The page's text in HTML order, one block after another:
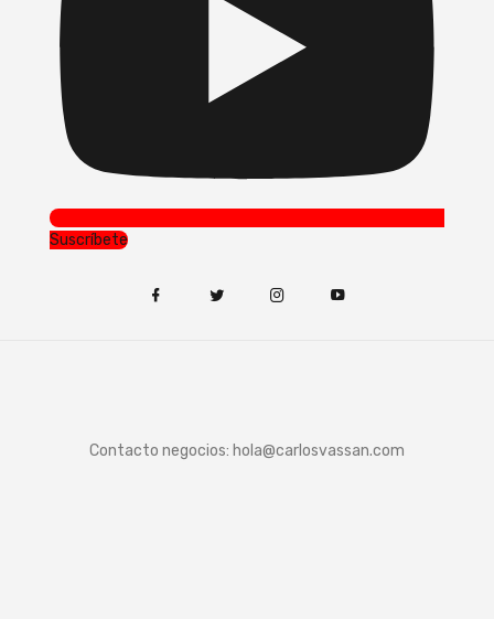
Suscríbete
Contacto negocios: hola@carlosvassan.com